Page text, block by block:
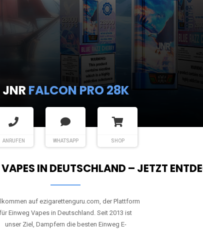
JNR FALCON PRO 28K
ANRUFEN WHATSAPP SHOP
IN DEUTSCHLAND – JETZT
auf ezigarettenguru.com, der Plattform
Einweg Vapes in Deutschland. Seit 2013 ist
unser Ziel, Dampfern die besten Einweg E-